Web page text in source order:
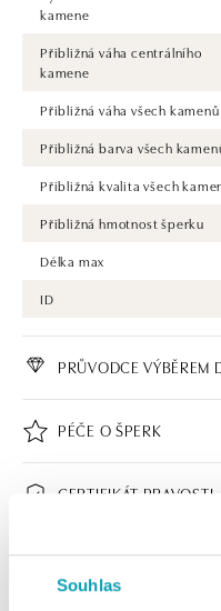
Souhlas
kamene
Přibližná váha centrálního
kamene
Přibližná váha všech kamenů
Přibližná barva všech
Přibližná kvalita všech
Přibližná hmotnost šperku
Délka max
ID
PRŮVODCE VÝBĚREM
PÉČE O ŠPERK
CERTIFIKÁT PRAVOSTI